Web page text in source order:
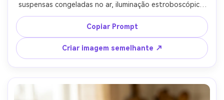
suspensas congeladas no ar, iluminação estroboscópica
de estúdio brilhante, fundo preto para contraste, tirado
em Nikon D850, lente 70-200mm a 135mm, f/8, ultra
nítido, composição de ação dramática, reflexos nítidos,
bebida de qualidade publicitária visual-AR 4:5
Copiar Prompt
Criar imagem semelhante ↗